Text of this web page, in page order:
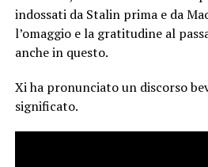
indossati da Stalin prima e da
l’omaggio e la gratitudine al
anche in questo.
Xi ha pronunciato un discorso
significato.